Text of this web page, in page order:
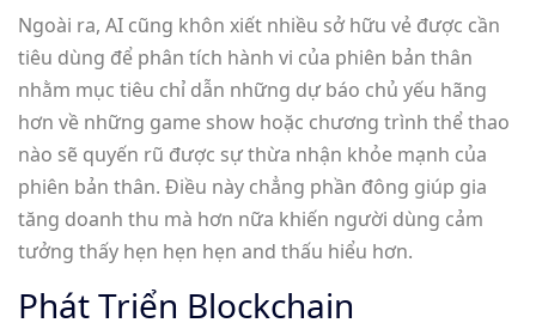
Ngoài ra, AI cũng khôn xiết nhiều sở hữu vẻ được cần
tiêu dùng để phân tích hành vi của phiên bản thân
nhằm mục tiêu chỉ dẫn những dự báo chủ yếu hãng
hơn về những game show hoặc chương trình thể thao
nào sẽ quyến rũ được sự thừa nhận khỏe mạnh của
phiên bản thân. Điều này chẳng phần đông giúp gia
tăng doanh thu mà hơn nữa khiến người dùng cảm
tưởng thấy hẹn hẹn hẹn and thấu hiểu hơn.
Phát Triển Blockchain